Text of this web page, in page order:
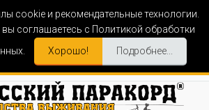
cookie и рекомендательные технологии.
соглашаетесь с Политикой обработки
Хорошо! Подробнее...